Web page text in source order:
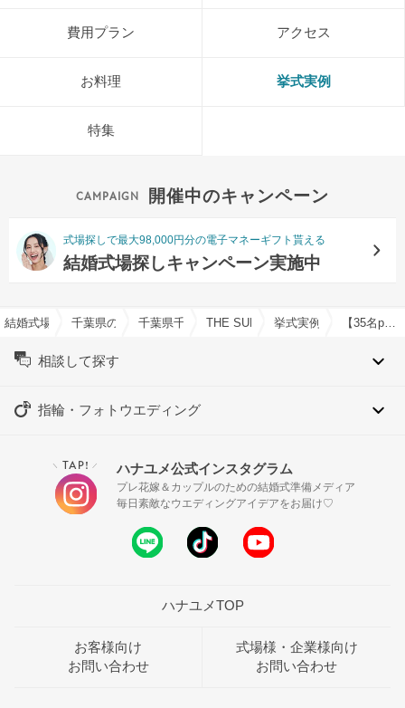
費用プラン アクセス
お料理 挙式実例
特集
開催中のキャンペーン
式場探しで最大98,000円分の電子マネーギフト貰える
結婚式場探しキャンペーン実施中
結婚式場を探すならハナユメ
千葉県の結婚式場一覧千葉県千葉市の結婚式場一覧
THE SURF OCEAN TERRACE（ザ
挙式実例 【35名party】9つの感謝を込めて
相談して探す
指輪・フォトウエディング
＼ TAP! ／ ハナユメ公式インスタグラム
プレ花嫁＆カップルのための結婚式準備メディア
毎日素敵なウエディングアイデアをお届け♡
ハナユメTOP
お客様向け
お問い合わせ
式場様・企業様向け
お問い合わせ